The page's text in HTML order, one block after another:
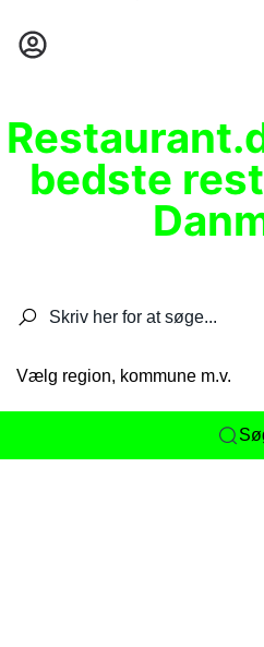
bedste
Vælg region, kommune m.v.